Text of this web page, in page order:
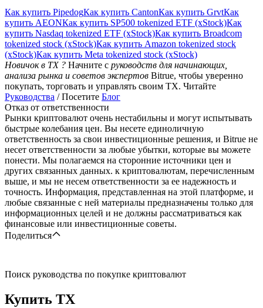
Как купить PipedogКак купить CantonКак купить GrvtКак
купить AEONКак купить SP500 tokenized ETF (xStock)Как
купить Nasdaq tokenized ETF (xStock)Как купить Broadcom
tokenized stock (xStock)Как купить Amazon tokenized stock
(xStock)Как купить Meta tokenized stock (xStock)
Новичок в TX ? Начните с руководств для начинающих,
анализа рынка и советов экспертов Bitrue, чтобы уверенно
покупать, торговать и управлять своим TX. Читайте
Руководства / Посетите Блог
Отказ от ответственности
Рынки криптовалют очень нестабильны и могут испытывать
быстрые колебания цен. Вы несете единоличную
ответственность за свои инвестиционные решения, и Bitrue не
несет ответственности за любые убытки, которые вы можете
понести. Мы полагаемся на сторонние источники цен и
других связанных данных. к криптовалютам, перечисленным
выше, и мы не несем ответственности за ее надежность и
точность. Информация, представленная на этой платформе, и
любые связанные с ней материалы предназначены только для
информационных целей и не должны рассматриваться как
финансовые или инвестиционные советы.
Поделиться
Поиск руководства по покупке криптовалют
Купить TX